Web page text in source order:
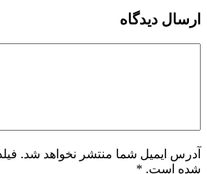
ارسال دیدگاه
آدرس ایمیل شما منتشر نخواهد شد.
شده است. *